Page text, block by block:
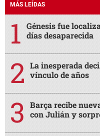
MÁS LEÍDAS
Génesis fue
días desaparecida
La inesperada
vínculo de años
Barça recibe
con Julián y